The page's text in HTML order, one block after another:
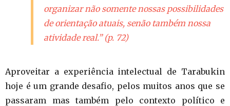
organizar não somente nossas possibilidades
de orientação atuais, senão também nossa
atividade real.” (p. 72)
Aproveitar a experiência intelectual de Tarabukin
hoje é um grande desafio, pelos muitos anos que se
passaram mas também pelo contexto político e